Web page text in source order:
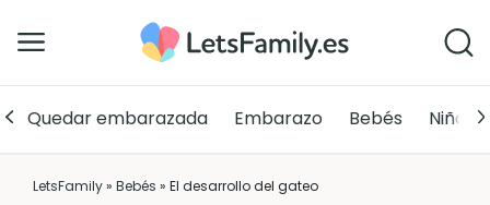
Quedar embarazada Embarazo Bebés Niños
LetsFamily» Bebés » El desarrollo del gateo